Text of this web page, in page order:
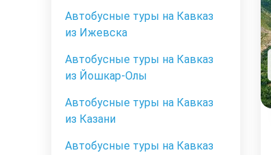
Автобусные туры на Кавказ
из Ижевска
Автобусные туры на Кавказ
из Йошкар-Олы
Автобусные туры на Кавказ
из Казани
Автобусные туры на Кавказ